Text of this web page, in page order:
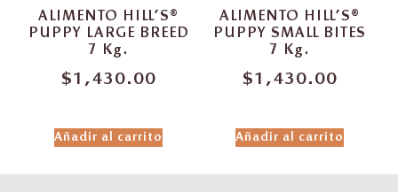
ALIMENTO HILL’S®
PUPPY LARGE BREED
7 Kg.
$1,430.00
Añadir al carrito
ALIMENTO HILL’S®
PUPPY SMALL BITES
7 Kg.
$1,430.00
Añadir al carrito